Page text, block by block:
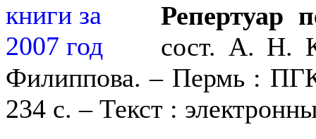
Репертуар
сост. А. Н.
Филиппова. – Пермь :
234 с. – Текст :